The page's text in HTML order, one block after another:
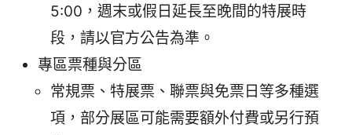
5:00，週末或假日延長至晚間的特展時
段，請以官方公告為準。
專區票種與分區
常規票、特展票、聯票與免票日等多種選
項，部分展區可能需要額外付費或另行預